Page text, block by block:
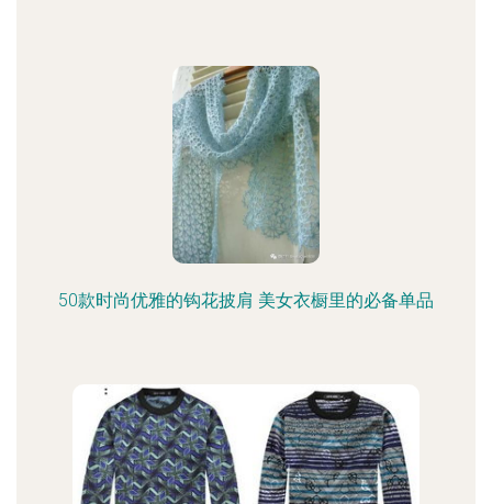
50款时尚优雅的钩花披肩 美女衣橱里的必备单品